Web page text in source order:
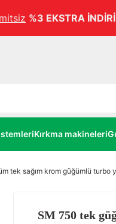
%3 EKSTRA
Kırkma makineleri
tek sağım krom güğümlü turbo
SM 750 tek